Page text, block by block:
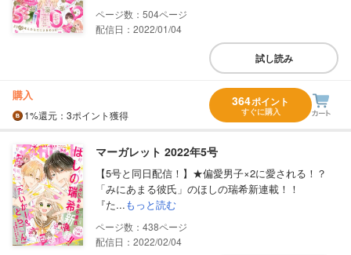
504
配信日：2022/01/04
試し読み
購入
1%還元 ：3ポイント獲得
364ポイント
すぐに購入
マーガレット 2022年5号
【5号と同日配信！】★偏愛男子×2に愛される！？
「みにあまる彼氏」のほしの瑞希新連載！！
『た...もっと読む
438
配信日：2022/02/04